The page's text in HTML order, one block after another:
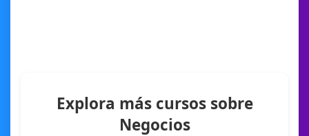
Explora más cursos sobre
Negocios